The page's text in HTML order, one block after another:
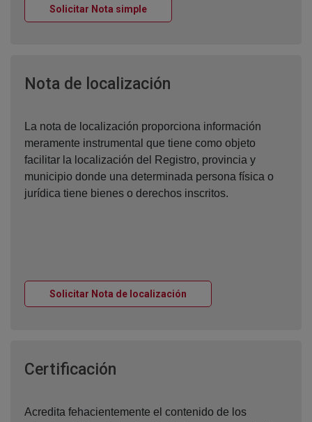
Solicitar Nota simpleVentana nueva
Nota de localización
La nota de localización proporciona información
meramente instrumental que tiene como objeto
facilitar la localización del Registro, provincia y
municipio donde una determinada persona física o
jurídica tiene bienes o derechos inscritos.
Solicitar Nota de localización
Certificación
Acredita fehacientemente el contenido de los